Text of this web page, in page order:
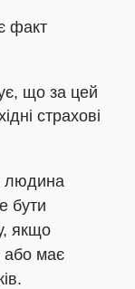
факт
що за цей
страхові
людина
бути
якщо
або має